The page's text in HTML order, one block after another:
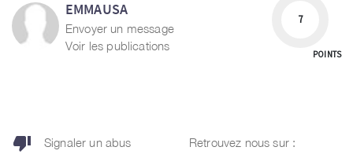
EMMAUSA
Envoyer un message
Voir les publications
7
POINTS
thumb_down Signaler un abus Retrouvez nous sur :